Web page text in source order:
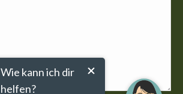
Wie kann ich dir
helfen?